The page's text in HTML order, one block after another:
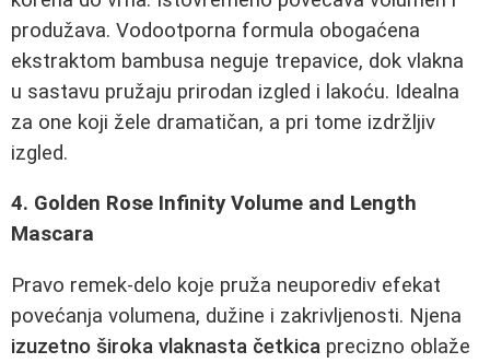
produžava. Vodootporna formula obogaćena
ekstraktom bambusa neguje trepavice, dok vlakna
u sastavu pružaju prirodan izgled i lakoću. Idealna
za one koji žele dramatičan, a pri tome izdržljiv
izgled.
4. Golden Rose Infinity Volume and Length
Mascara
Pravo remek-delo koje pruža neuporediv efekat
povećanja volumena, dužine i zakrivljenosti. Njena
izuzetno široka vlaknasta četkica precizno oblaže